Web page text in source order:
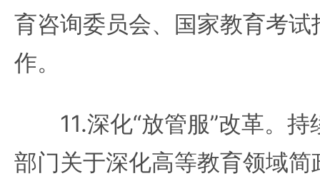
育咨询委员会、国家教育考
作。
11.深化“放管服”改革。持
部门关于深化高等教育领域